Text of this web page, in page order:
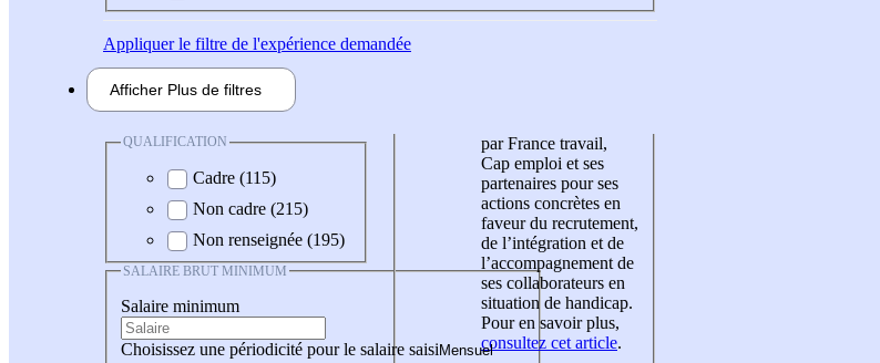
Appliquerle filtre de l'expérience demandée
Afficher Plus de filtres
QUALIFICATION
Cadre (115)
Non cadre (215)
Non renseignée (195)
SALAIRE BRUT MINIMUM
Salaire minimum
Choisissez une périodicité pour le salaire saisi
par France travail,
Cap emploi et ses
partenaires pour ses
actions concrètes en
faveur du recrutement,
de l’intégration et de
l’accompagnement de
ses collaborateurs en
situation de handicap.
Pour en savoir plus,
consultez cet article.